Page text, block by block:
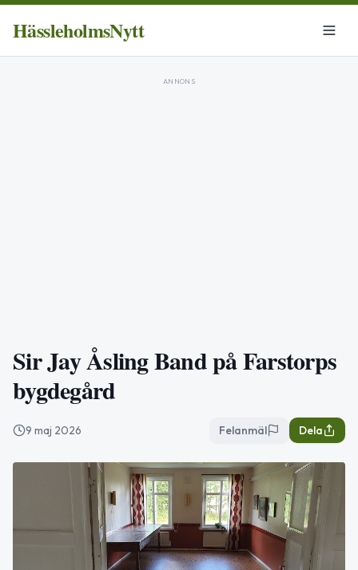
HässleholmsNytt
ANNONS
Sir Jay Åsling Band på Farstorps
bygdegård
9 maj 2026 Felanmäl Dela